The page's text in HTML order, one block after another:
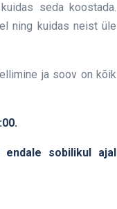
seda koostada.
ning kuidas neist üle
ja soov on kõik
sobilikul ajal